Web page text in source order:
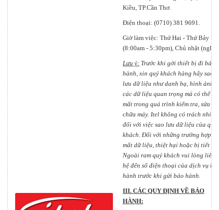
Kiều, TP.Cần Thơ.
Điện thoại: (0710) 381 9691.
Giờ làm việc: Thứ Hai - Thứ Bảy
(8:00am - 5:30pm), Chủ nhật (nghỉ).
Lưu ý: Trước khi gởi thiết bị đi bảo
hành, xin quý khách hàng hãy sao
lưu dữ liệu như danh bạ, hình ảnh
các dữ liệu quan trọng mà có thể bị
mất trong quá trình kiểm tra, sửa
chữa máy. Itel không có trách nhiệm
đối với việc sao lưu dữ liệu của quý
khách. Đối với những trường hợp
mất dữ liệu, thiệt hại hoặc bị tiết lộ.
Ngoài ram quý khách vui lòng liên
hệ đến số điện thoại của dịch vụ
hành trước khi gửi bảo hành.
III. CÁC QUY ĐỊNH VỀ BẢO
HÀNH: